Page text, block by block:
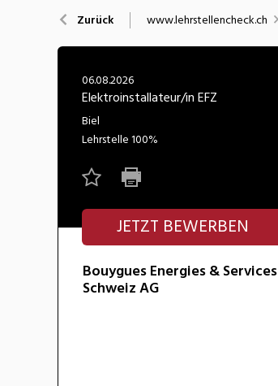
Nahrung
Wirtschaft/Verwaltung
Zurück www.lehrstellencheck.ch
06.08.2026
Elektroinstallateur/in EFZ
Biel
Lehrstelle100%
JETZT BEWERBEN
Bouygues Energies & Services
Schweiz AG